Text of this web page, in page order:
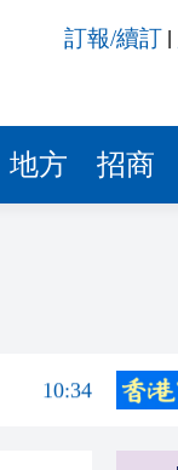
訂報/續訂
地方 招商
10:33
10:27
10:34